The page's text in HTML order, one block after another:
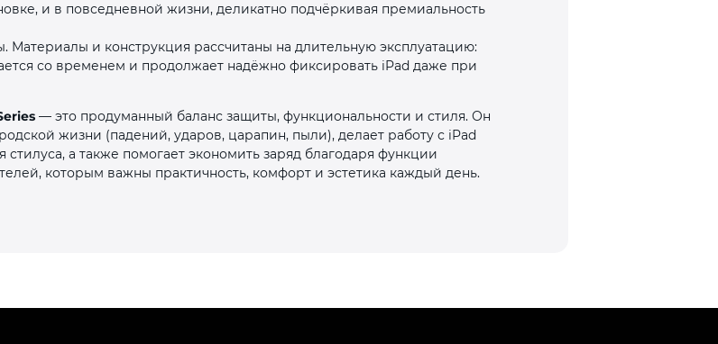
и в повседневной жизни, деликатно подчёркивая премиальность
Материалы и конструкция рассчитаны на длительную эксплуатацию:
со временем и продолжает надёжно фиксировать iPad даже при
— это продуманный баланс защиты, функциональности и стиля. Он
жизни (падений, ударов, царапин, пыли), делает работу с iPad
стилуса, а также помогает экономить заряд благодаря функции
которым важны практичность, комфорт и эстетика каждый день.